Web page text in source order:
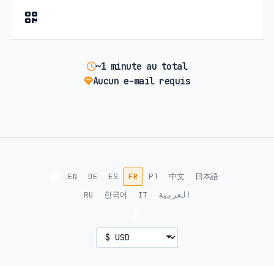
~1 minute au total
Aucun e-mail requis
EN DE ES FR PT 中文
日本語
RU
한국어 IT العربية